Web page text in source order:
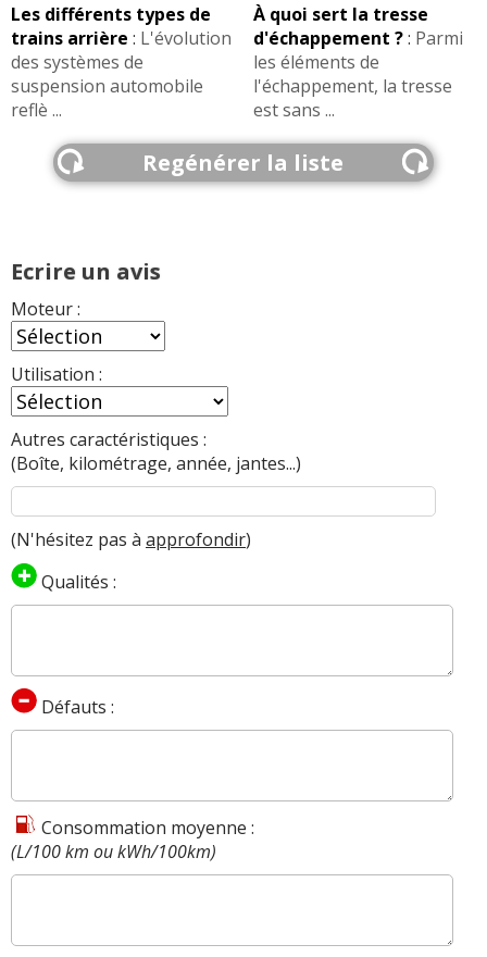
Les différents types de
trains arrière : L'évolution
des systèmes de
suspension automobile
reflè ...
À quoi sert la tresse
d'échappement ?: Parmi
les éléments de
l'échappement, la tresse
est sans ...
Regénérer la liste
Ecrire un avis
Moteur :
Utilisation :
Autres caractéristiques :
(Boîte, kilométrage, année, jantes...)
(N'hésitez pas à approfondir)
Qualités :
Défauts :
Consommation moyenne :
(L/100 km ou kWh/100km)